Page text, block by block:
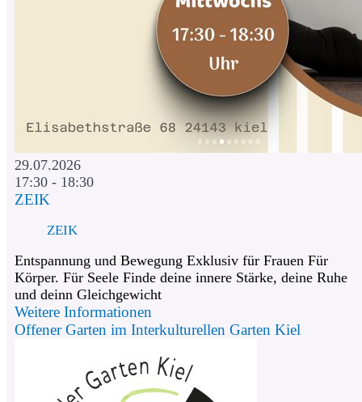
29.07.2026
17:30 - 18:30
ZEIK
ZEIK
Entspannung und Bewegung Exklusiv für Frauen Für
Körper. Für Seele Finde deine innere Stärke, deine Ruhe
und deinn Gleichgewicht
Weitere Informationen
Offener Garten im Interkulturellen Garten Kiel